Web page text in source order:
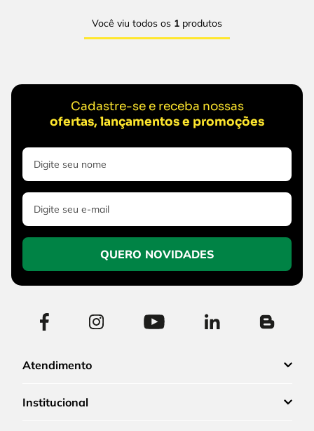
Você viu todos os 1 produtos
Cadastre-se e receba nossas
ofertas, lançamentos e promoções
QUERO NOVIDADES
Atendimento
Institucional